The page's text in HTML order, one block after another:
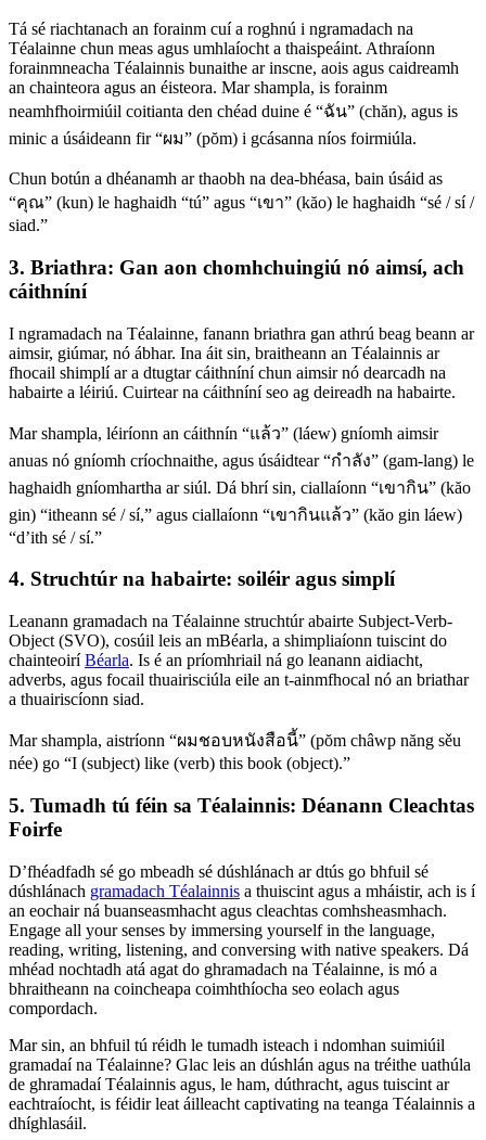
Tá sé riachtanach an forainm cuí a roghnú i ngramadach na
Téalainne chun meas agus umhlaíocht a thaispeáint. Athraíonn
forainmneacha Téalainnis bunaithe ar inscne, aois agus caidreamh
an chainteora agus an éisteora. Mar shampla, is forainm
neamhfhoirmiúil coitianta den chéad duine é “ฉัน” (chăn), agus is
minic a úsáideann fir “ผม” (pŏm) i gcásanna níos foirmiúla.
Chun botún a dhéanamh ar thaobh na dea-bhéasa, bain úsáid as
“คุณ” (kun) le haghaidh “tú” agus “เขา” (kăo) le haghaidh “sé / sí /
siad.”
3. Briathra: Gan aon chomhchuingiú nó aimsí, ach
cáithníní
I ngramadach na Téalainne, fanann briathra gan athrú beag beann ar
aimsir, giúmar, nó ábhar. Ina áit sin, braitheann an Téalainnis ar
fhocail shimplí ar a dtugtar cáithníní chun aimsir nó dearcadh na
habairte a léiriú. Cuirtear na cáithníní seo ag deireadh na habairte.
Mar shampla, léiríonn an cáithnín “แล้ว” (láew) gníomh aimsir
anuas nó gníomh críochnaithe, agus úsáidtear “กําลัง” (gam-lang) le
haghaidh gníomhartha ar siúl. Dá bhrí sin, ciallaíonn “เขากิน” (kăo
gin) “itheann sé / sí,” agus ciallaíonn “เขากินแล้ว” (kăo gin láew)
“d’ith sé / sí.”
4. Struchtúr na habairte: soiléir agus simplí
Leanann gramadach na Téalainne struchtúr abairte Subject-Verb-
Object (SVO), cosúil leis an mBéarla, a shimpliaíonn tuiscint do
chainteoiríBéarla. Is é an príomhriail ná go leanann aidiacht,
adverbs, agus focail thuairisciúla eile an t-ainmfhocal nó an briathar
a thuairiscíonn siad.
Mar shampla, aistríonn “ผมชอบหนังสือนี้” (pŏm châwp năng sěu
née) go “I (subject) like (verb) this book (object).”
5. Tumadh tú féin sa Téalainnis: Déanann Cleachtas
Foirfe
D’fhéadfadh sé go mbeadh sé dúshlánach ar dtús go bhfuil sé
dúshlánach gramadach Téalainnis a thuiscint agus a mháistir, ach is í
an eochair ná buanseasmhacht agus cleachtas comhsheasmhach.
Engage all your senses by immersing yourself in the language,
reading, writing, listening, and conversing with native speakers. Dá
mhéad nochtadh atá agat do ghramadach na Téalainne, is mó a
bhraitheann na coincheapa coimhthíocha seo eolach agus
compordach.
Mar sin, an bhfuil tú réidh le tumadh isteach i ndomhan suimiúil
gramadaí na Téalainne? Glac leis an dúshlán agus na tréithe uathúla
de ghramadaí Téalainnis agus, le ham, dúthracht, agus tuiscint ar
eachtraíocht, is féidir leat áilleacht captivating na teanga Téalainnis a
dhíghlasáil.